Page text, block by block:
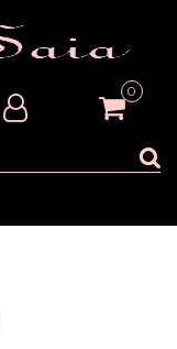
0